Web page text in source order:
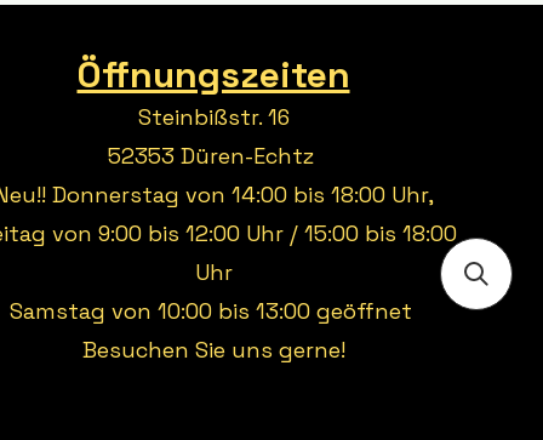
Öffnungszeiten
Steinbißstr. 16
52353 Düren-Echtz
Donnerstag von 14:00 bis 18:00 Uhr,
von 9:00 bis 12:00 Uhr / 15:00 bis 18:00
Uhr
Samstag von 10:00 bis 13:00 geöffnet
Besuchen Sie uns gerne!